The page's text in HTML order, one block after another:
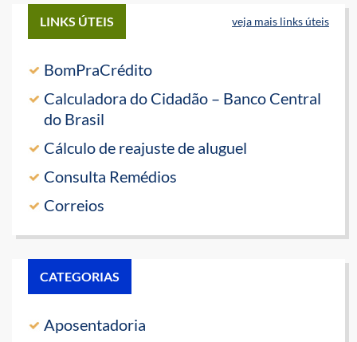
LINKS ÚTEIS veja mais links úteis
BomPraCrédito
Calculadora do Cidadão – Banco Central
do Brasil
Cálculo de reajuste de aluguel
Consulta Remédios
Correios
CATEGORIAS
Aposentadoria